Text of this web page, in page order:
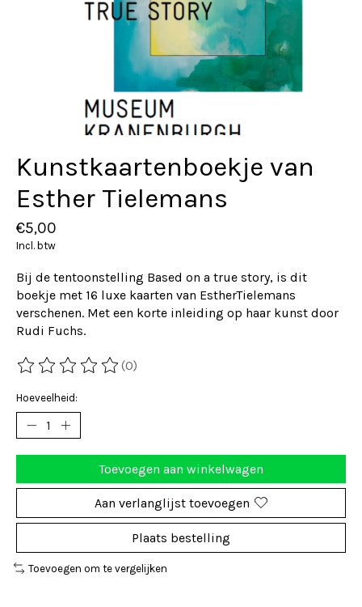
Kunstkaartenboekje van
Esther Tielemans
€5,00
Incl. btw
Bij de tentoonstelling Based on a true story, is dit
boekje met 16 luxe kaarten van EstherTielemans
verschenen. Met een korte inleiding op haar kunst door
Rudi Fuchs.
De beoordeling van dit product is
(0)
Hoeveelheid:
Toevoegen aan winkelwagen
Aan verlanglijst toevoegen
Plaats bestelling
Toevoegen om te vergelijken